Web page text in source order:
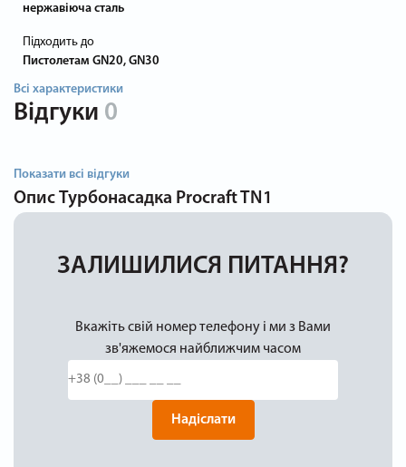
нержавіюча сталь
Підходить до
Пистолетам GN20, GN30
Всі характеристики
Відгуки 0
Показати всі відгуки
Опис Турбонасадка Procraft TN1
ЗАЛИШИЛИСЯ ПИТАННЯ?
Вкажіть свій номер телефону і ми з Вами
зв'яжемося найближчим часом
Надіслати